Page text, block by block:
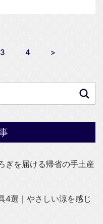
3 4 >
ぎを届ける帰省の手土産
4選｜やさしい涼を感じ